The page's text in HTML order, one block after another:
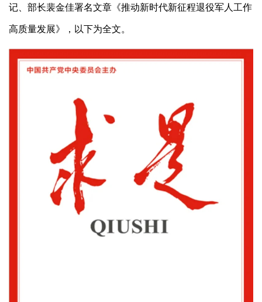
记、部长裴金佳署名文章《推动新时代新征程退役军人工作
高质量发展》，以下为全文。